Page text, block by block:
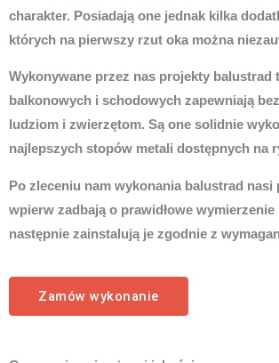
charakter. Posiadają one jednak kilka
których na pierwszy rzut oka można
Wykonywane przez nas projekty balustrad
balkonowych i schodowych zapewniają
ludziom i zwierzętom. Są one solidnie
najlepszych stopów metali dostępnych na
Po zleceniu nam wykonania balustrad nasi
wpierw zadbają o prawidłowe
następnie zainstalują je zgodnie z
Zamów wykonanie